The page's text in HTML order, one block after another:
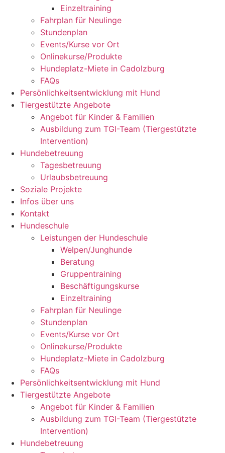
Einzeltraining
Fahrplan für Neulinge
Stundenplan
Events/Kurse vor Ort
Onlinekurse/Produkte
Hundeplatz-Miete in Cadolzburg
FAQs
Persönlichkeitsentwicklung mit Hund
Tiergestützte Angebote
Angebot für Kinder & Familien
Ausbildung zum TGI-Team (Tiergestützte
Intervention)
Hundebetreuung
Tagesbetreuung
Urlaubsbetreuung
Soziale Projekte
Infos über uns
Kontakt
Hundeschule
Leistungen der Hundeschule
Welpen/Junghunde
Beratung
Gruppentraining
Beschäftigungskurse
Einzeltraining
Fahrplan für Neulinge
Stundenplan
Events/Kurse vor Ort
Onlinekurse/Produkte
Hundeplatz-Miete in Cadolzburg
FAQs
Persönlichkeitsentwicklung mit Hund
Tiergestützte Angebote
Angebot für Kinder & Familien
Ausbildung zum TGI-Team (Tiergestützte
Intervention)
Hundebetreuung